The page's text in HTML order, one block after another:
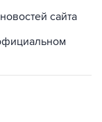
сайта